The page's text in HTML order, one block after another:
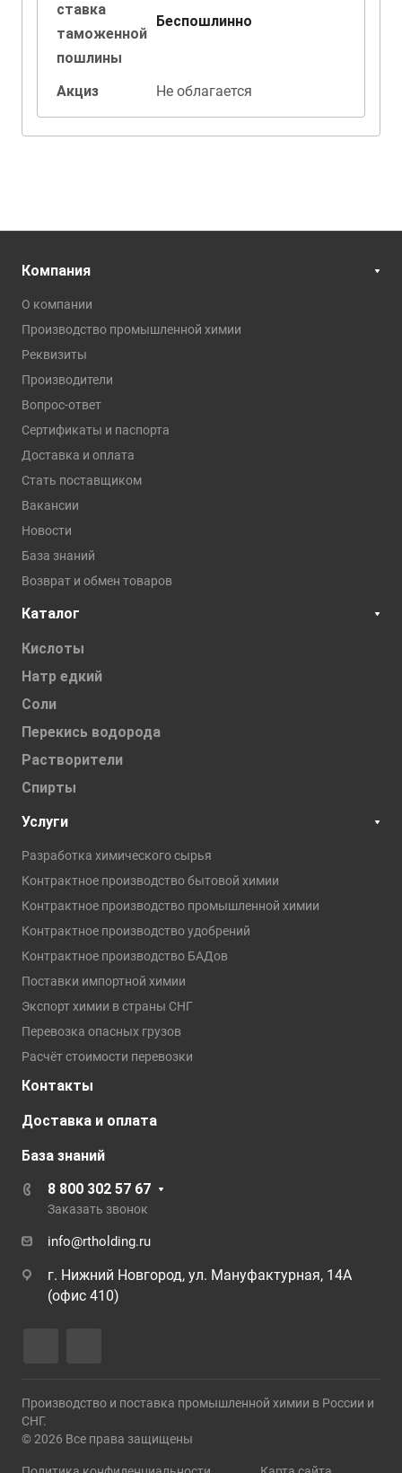
ставка
таможенной
пошлины
Беспошлинно
Акциз Не облагается
Компания
О компании
Производство промышленной химии
Реквизиты
Производители
Вопрос-ответ
Сертификаты и паспорта
Доставка и оплата
Стать поставщиком
Вакансии
Новости
База знаний
Возврат и обмен товаров
Каталог
Кислоты
Натр едкий
Соли
Перекись водорода
Растворители
Спирты
Услуги
Разработка химического сырья
Контрактное производство бытовой химии
Контрактное производство промышленной химии
Контрактное производство удобрений
Контрактное производство БАДов
Поставки импортной химии
Экспорт химии в страны СНГ
Перевозка опасных грузов
Расчёт стоимости перевозки
Контакты
Доставка и оплата
База знаний
8 800 302 57 67
Заказать звонок
info@rtholding.ru
г. Нижний Новгород, ул. Мануфактурная, 14А
(офис 410)
Производство и поставка промышленной химии в России и
СНГ.
© 2026 Все права защищены